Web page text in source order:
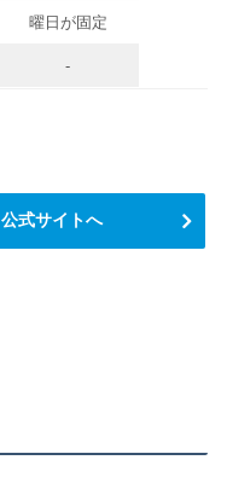
曜日が固定
-
式サイトへ